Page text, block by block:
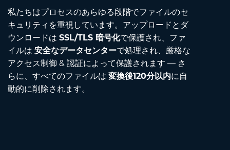
私たちはプロセスのあらゆる段階でファイルのセ
キュリティを重視しています。アップロードとダ
ウンロードは SSL/TLS 暗号化で保護され、ファ
イルは 安全なデータセンターで処理され、厳格な
アクセス制御 & 認証によって保護されます — さ
らに、すべてのファイルは 変換後120分以内に自
動的に削除されます。